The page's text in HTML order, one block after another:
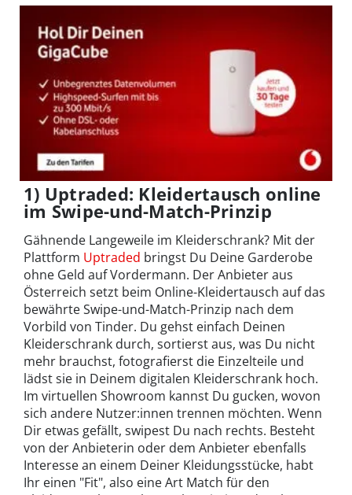
1) Uptraded: Kleidertausch online
im Swipe-und-Match-Prinzip
Gähnende Langeweile im Kleiderschrank? Mit der
Plattform Uptraded bringst Du Deine Garderobe
ohne Geld auf Vordermann. Der Anbieter aus
Österreich setzt beim Online-Kleidertausch auf das
bewährte Swipe-und-Match-Prinzip nach dem
Vorbild von Tinder. Du gehst einfach Deinen
Kleiderschrank durch, sortierst aus, was Du nicht
mehr brauchst, fotografierst die Einzelteile und
lädst sie in Deinem digitalen Kleiderschrank hoch.
Im virtuellen Showroom kannst Du gucken, wovon
sich andere Nutzer:innen trennen möchten. Wenn
Dir etwas gefällt, swipest Du nach rechts. Besteht
von der Anbieterin oder dem Anbieter ebenfalls
Interesse an einem Deiner Kleidungsstücke, habt
Ihr einen "Fit", also eine Art Match für den